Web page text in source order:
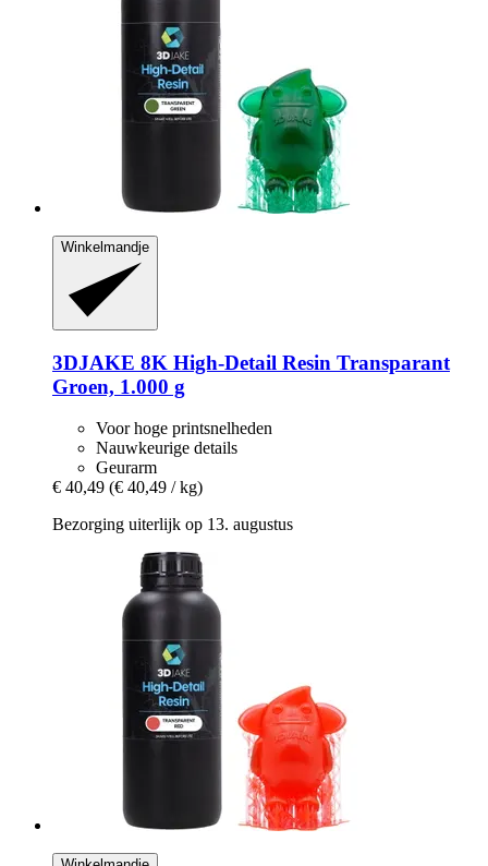
Winkelmandje
3DJAKE 8K High-​Detail Resin Transparant
Groen, 1.000 g
Voor hoge printsnelheden
Nauwkeurige details
Geurarm
€ 40,49 (€ 40,49 / kg)
Bezorging uiterlijk op 13. augustus